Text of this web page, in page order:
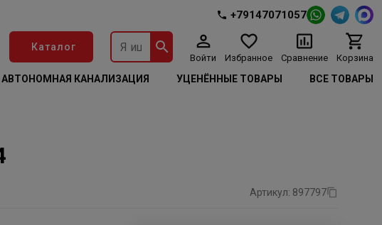
+79147071057
Каталог
Войти Избранное Сравнение Корзина
АВТОНОМНАЯ КАНАЛИЗАЦИЯ УЦЕНЁННЫЕ ТОВАРЫ ВСЕ ТОВАРЫ
Артикул: 897797